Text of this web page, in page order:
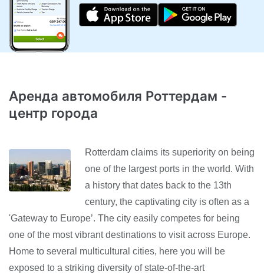
Аренда автомобиля Роттердам -
центр города
Rotterdam claims its superiority on being
one of the largest ports in the world. With
a history that dates back to the 13th
century, the captivating city is often as a
'Gateway to Europe’. The city easily competes for being
one of the most vibrant destinations to visit across Europe.
Home to several multicultural cities, here you will be
exposed to a striking diversity of state-of-the-art